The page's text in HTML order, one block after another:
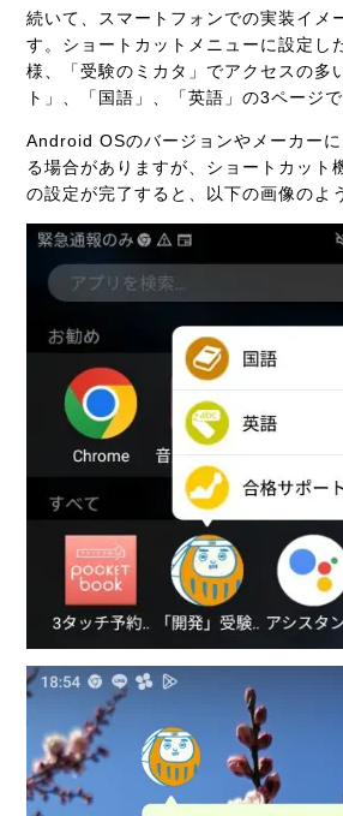
続いて、スマートフォンでの実装イメ
す。ショートカットメニューに設定し
様、「受験のミカタ」でアクセスの多
ト」、「国語」、「英語」の3ページで
Android OSのバージョンやメーカー
る場合がありますが、ショートカット
の設定が完了すると、以下の画像のよ